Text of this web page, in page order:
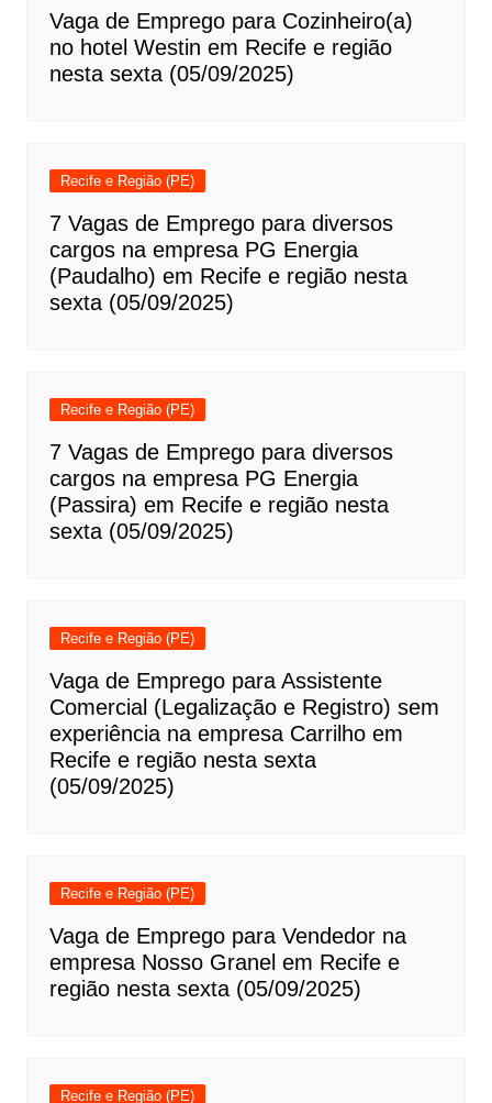
Vaga de Emprego para Cozinheiro(a)
no hotel Westin em Recife e região
nesta sexta (05/09/2025)
Recife e Região (PE)
7 Vagas de Emprego para diversos
cargos na empresa PG Energia
(Paudalho) em Recife e região nesta
sexta (05/09/2025)
Recife e Região (PE)
7 Vagas de Emprego para diversos
cargos na empresa PG Energia
(Passira) em Recife e região nesta
sexta (05/09/2025)
Recife e Região (PE)
Vaga de Emprego para Assistente
Comercial (Legalização e Registro) sem
experiência na empresa Carrilho em
Recife e região nesta sexta
(05/09/2025)
Recife e Região (PE)
Vaga de Emprego para Vendedor na
empresa Nosso Granel em Recife e
região nesta sexta (05/09/2025)
Recife e Região (PE)